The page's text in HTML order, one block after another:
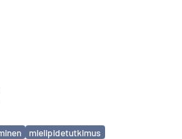
mielipidetutkimus